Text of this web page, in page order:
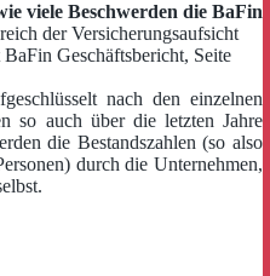
viele Beschwerden die BaFin
der Versicherungsaufsicht
Geschäftsbericht, Seite
nach den einzelnen
so auch über die letzten Jahre
die Bestandszahlen (so also
durch die Unternehmen,